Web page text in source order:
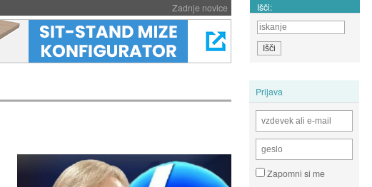
Zadnje novice Išči:
Prijava
Zapomni si me